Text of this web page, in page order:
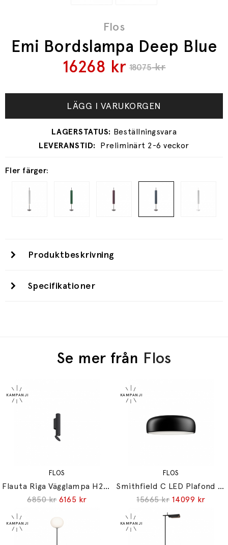
Flos
Emi Bordslampa Deep Blue
18075kr
16268 kr
Fler färger:
LÄGG I VARUKORGEN
Preliminärt 2-6 veckor
Produktbeskrivning
Specifikationer
Se mer från Flos
FLOS
Flauta Riga Vägglampa H225 Black
6850 kr 6165 kr
FLOS
Smithfield C LED Plafond Matt Black
15665 kr 14099 kr